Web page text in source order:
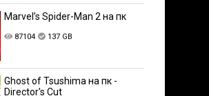
Marvel’s Spider-Man 2 на пк
87104 137 GB
Ghost of Tsushima на пк -
Director's Cut